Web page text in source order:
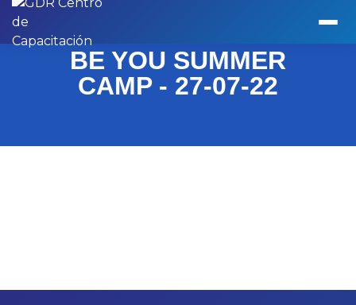
BE YOU SUMMER
CAMP - 27-07-22